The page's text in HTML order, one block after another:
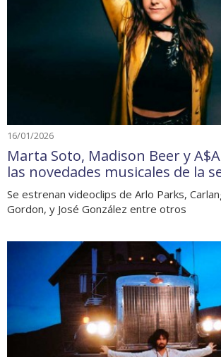
16/01/2026
Marta Soto, Madison Beer y
las novedades musicales de la
Se estrenan videoclips de Arlo Parks,
Gordon, y José González entre otros